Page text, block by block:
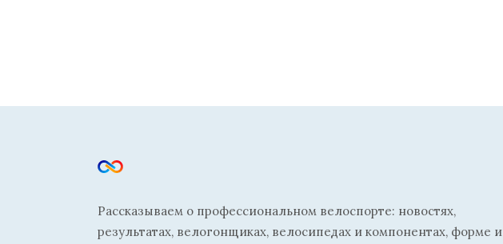
Рассказываем о профессиональном велоспорте: новостях,
результатах, велогонщиках, велосипедах и компонентах, форме и